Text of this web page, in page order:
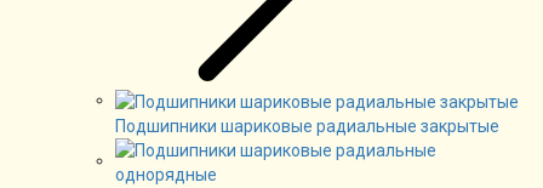
Подшипники шариковые радиальные закрытые